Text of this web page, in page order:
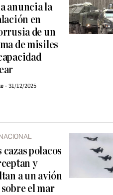
anuncia la
en
de un
de misiles
31/12/2025
cazas polacos
y
a un avión
el mar